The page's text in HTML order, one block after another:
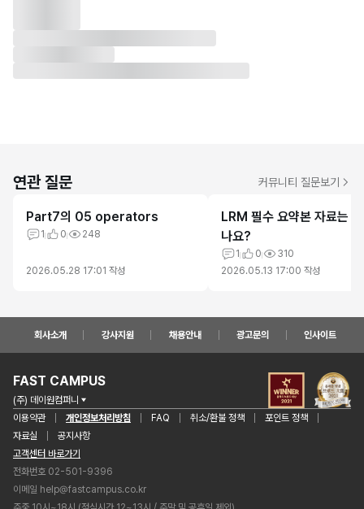
연관 질문 커뮤니티 질문보기
Part7의 05 operators
1 0 248
2026.05.28 17:01 작성
LRM 필수 요약본 자료는
나요?
1 0
310
2026.05.13 17:00 작성
회사소개 강사지원 채용안내 광고문의 인사이트
FAST CAMPUS
(주) 데이원컴퍼니
이용약관
개인정보처리방침 FAQ 취소/환불 정책
포인트 정책
자료실
공지사항
고객센터 바로가기
전화번호 02-501-9396
이메일 help@fastcampus.co.kr